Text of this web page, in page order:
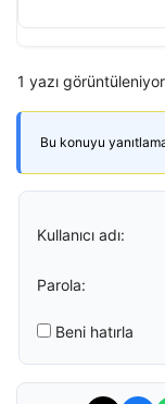
1 yazı
Bu konuyu
Kullanıcı adı:
Parola:
Beni hatırla